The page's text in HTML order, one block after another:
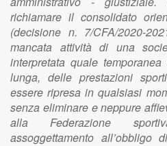
richiamare il consolidato
(decisione n. 7/CFA/2020-
mancata attività di una
interpretata quale
lunga, delle prestazioni
essere ripresa in qualsiasi
senza eliminare e neppure
alla Federazione
assoggettamento all’obbligo